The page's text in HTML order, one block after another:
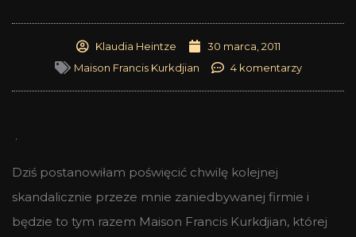
Klaudia Heintze
30 marca, 2011
Maison Francis Kurkdjian
4 komentarzy
.
Dziś postanowiłam poświęcić chwilę kolejnej
skandalicznie przeze mnie zaniedbywanej firmie i
będzie to tym razem Maison Francis Kurkdjian, której